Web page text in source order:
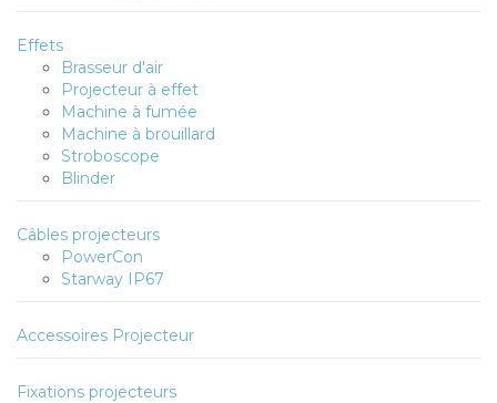
Effets
Brasseur d'air
Projecteur à effet
Machine à fumée
Machine à brouillard
Stroboscope
Blinder
Câbles projecteurs
PowerCon
Starway IP67
Accessoires Projecteur
Fixations projecteurs